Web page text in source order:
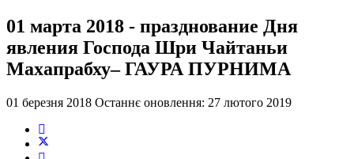
01 марта 2018 - празднование Дня
явления Господа Шри Чайтаньи
Махапрабху– ГАУРА ПУРНИМА
01 березня 2018 Останнє оновлення: 27 лютого 2019